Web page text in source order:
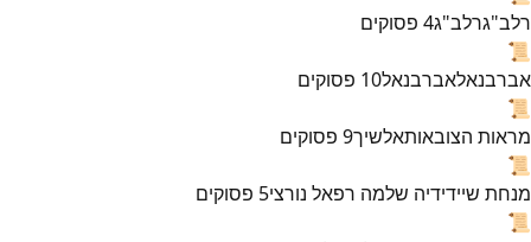
רלב"גרלב"ג4 פסוקים
📜
אברבנאלאברבנאל10 פסוקים
📜
מראות הצובאותאלשיך9 פסוקים
📜
מנחת שיידידיה שלמה רפאל נורצי5 פסוקים
📜